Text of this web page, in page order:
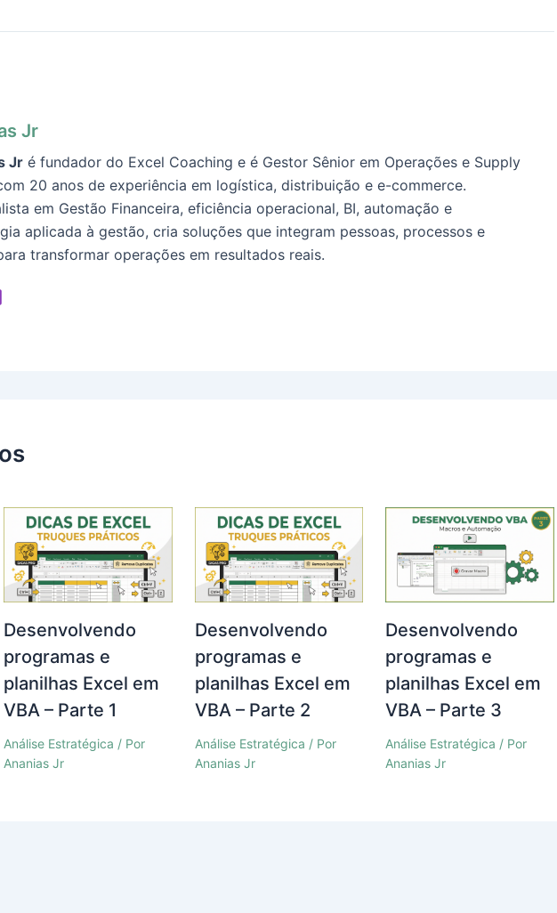
Jr
Jr é fundador do Excel Coaching e é Gestor Sênior em Operações e Supply
20 anos de experiência em logística, distribuição e e-commerce.
em Gestão Financeira, eficiência operacional, BI, automação e
aplicada à gestão, cria soluções que integram pessoas, processos e
transformar operações em resultados reais.
Desenvolvendo
programas e
planilhas Excel em
VBA – Parte 1
Análise Estratégica / Por
Ananias Jr
Desenvolvendo
programas e
planilhas Excel em
VBA – Parte 2
Análise Estratégica / Por
Ananias Jr
Desenvolvendo
programas e
planilhas Excel em
VBA – Parte 3
Análise Estratégica / Por
Ananias Jr